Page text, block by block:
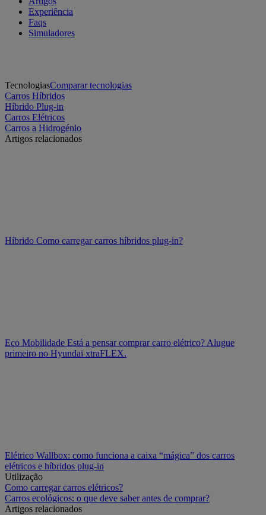
Experiência
Faqs
Simuladores
TecnologiasComparar tecnologias
Carros Híbridos
Híbrido Plug-in
Carros Elétricos
Carros a Hidrogénio
Artigos relacionados
Híbrido Como carregar carros híbridos plug-in?
Eco Mobilidade Está a pensar comprar carro elétrico? Alugue
primeiro no Hyundai xtraFLEX.
Elétrico Wallbox: como funciona a caixa “mágica” dos carros
elétricos e híbridos plug-in
Utilização
Como carregar carros elétricos?
Carros ecológicos: o que deve saber antes de comprar?
Artigos relacionados